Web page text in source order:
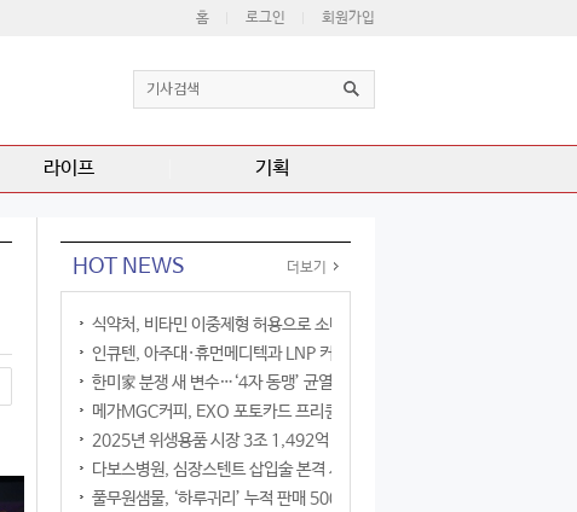
홈 로그인 회원가입
라이프 기획
HOT NEWS 더보기
식약처, 비타민 이중제형 허용으로 소비자 선택권 확대
인큐텐, 아주대·휴먼메디텍과 LNP 커큐민 공동연구
한미家 분쟁 새 변수…‘4자 동맹’ 균열 현실화
메가MGC커피, EXO 포토카드 프리퀀시 이벤트
2025년 위생용품 시장 3조 1,492억 원
다보스병원, 심장스텐트 삽입술 본격 시행
풀무원샘물, ‘하루귀리’ 누적 판매 500만 병 돌파